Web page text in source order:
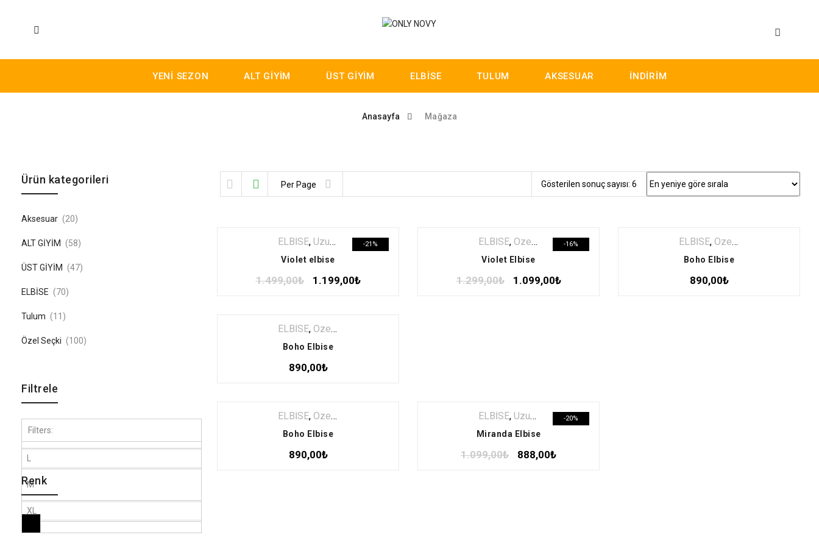
YENİ SEZON ALT GİYİM ÜST GİYİM ELBİSE TULUM AKSESUAR İNDİRİM
Anasayfa Mağaza
Skip to content
Per Page Gösterilen sonuç sayısı: 6
-21%
ELBİSE, Uzun Elbise
Violet elbise
1.499,00₺ 1.199,00₺
-16%
ELBİSE, Özel Seçki ,Uzun Elbise
Violet Elbise
1.299,00₺ 1.099,00₺
ELBİSE, Özel Seçki
Boho Elbise
890,00₺
ELBİSE, Özel Seçki
Boho Elbise
890,00₺
ELBİSE, Özel Seçki
Boho Elbise
890,00₺
-20%
ELBİSE, Uzun Elbise
Miranda Elbise
1.099,00₺ 888,00₺
Ürün kategorileri
Aksesuar (20)
ALT GİYİM (58)
ÜST GİYİM (47)
ELBİSE (70)
Tulum (11)
Özel Seçki (100)
Filtrele
Filters:
M
XL
Renk
Siyah